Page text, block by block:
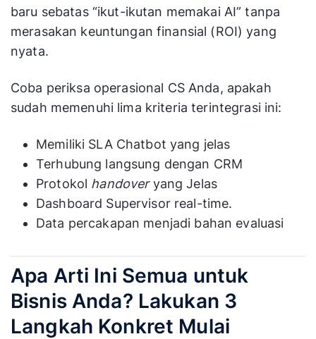
baru sebatas “ikut-ikutan memakai AI” tanpa
merasakan keuntungan finansial (ROI) yang
nyata.
Coba periksa operasional CS Anda, apakah
sudah memenuhi lima kriteria terintegrasi ini:
Memiliki SLA Chatbot yang jelas
Terhubung langsung dengan CRM
Protokol handoveryang Jelas
Dashboard Supervisor real-time.
Data percakapan menjadi bahan evaluasi
Apa Arti Ini Semua untuk
Bisnis Anda? Lakukan 3
Langkah Konkret Mulai